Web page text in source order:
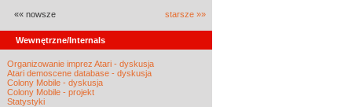
«« nowsze starsze »»
Wewnętrzne/Internals
Organizowanie imprez Atari - dyskusja
Atari demoscene database - dyskusja
Colony Mobile - dyskusja
Colony Mobile - projekt
Statystyki